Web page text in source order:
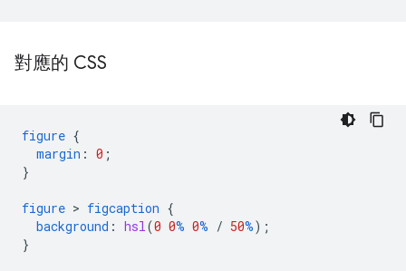
對應的 CSS
figure {
margin : 0 ;
}
figure > figcaption {
background : hsl(0 0% 0% / 50%);
}